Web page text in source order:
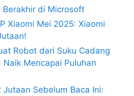
Berakhir di Microsoft
Xiaomi Mei 2025: Xiaomi
Robot dari Suku Cadang
Naik Mencapai Puluhan
Jutaan Sebelum Baca Ini: